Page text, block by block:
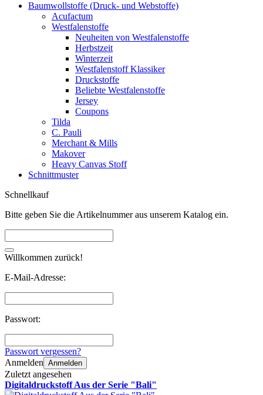
Baumwollstoffe (Druck- und Webstoffe)
Acufactum
Westfalenstoffe
Neuheiten von Westfalenstoffe
Herbstzeit
Winterzeit
Westfalenstoff Klassiker
Druckstoffe
Beliebte Westfalenstoffe
Jersey
Coupons
Tilda
C. Pauli
Merchant & Mills
Makover
Heavy Canvas Stoff
Schnittmuster
Schnellkauf
Bitte geben Sie die Artikelnummer aus unserem Katalog ein.
Willkommen zurück!
E-Mail-Adresse:
Passwort:
Passwort vergessen?
Anmelden Anmelden
Zuletzt angesehen
Digitaldruckstoff Aus der Serie "Bali"